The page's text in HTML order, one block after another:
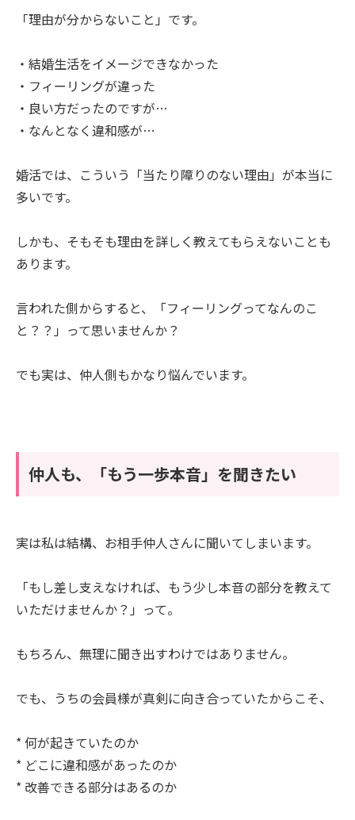
「理由が分からないこと」です。
・結婚生活をイメージできなかった
・フィーリングが違った
・良い方だったのですが…
・なんとなく違和感が…
婚活では、こういう「当たり障りのない理由」が本当に
多いです。
しかも、そもそも理由を詳しく教えてもらえないことも
あります。
言われた側からすると、「フィーリングってなんのこ
と？？」って思いませんか？
でも実は、仲人側もかなり悩んでいます。
仲人も、「もう一歩本音」を聞きたい
実は私は結構、お相手仲人さんに聞いてしまいます。
「もし差し支えなければ、もう少し本音の部分を教えて
いただけませんか？」って。
もちろん、無理に聞き出すわけではありません。
でも、うちの会員様が真剣に向き合っていたからこそ、
* 何が起きていたのか
* どこに違和感があったのか
* 改善できる部分はあるのか